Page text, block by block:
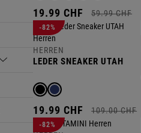
19.99 CHF 59.99 CHF
HERREN
LEDER SNEAKER UTAH
19.99 CHF 109.00 CHF
-82%
-82%